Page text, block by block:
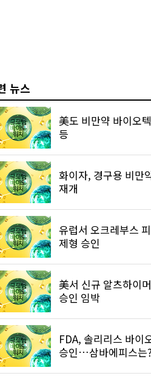
뉴스
美도 비만약 바이오
등
화이자, 경구용 비만
재개
유럽서 오크레부스
제형 승인
美서 신규 알츠하이
승인 임박
FDA, 솔리리스 바이
승인…삼바에피스는